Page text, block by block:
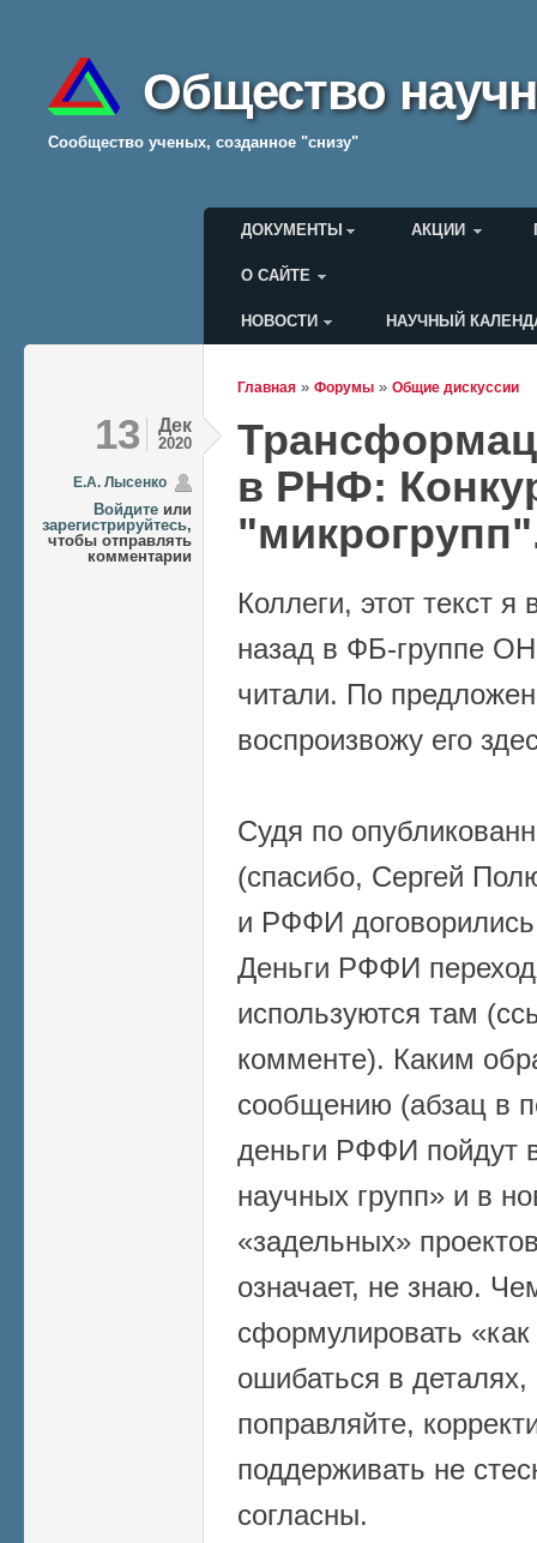
Общество
Cообщество ученых, созданное "снизу"
Главное меню
ДОКУМЕНТЫ АКЦИИ
О САЙТЕ
Меню пользователя
НОВОСТИ НАУЧНЫЙ
Вы здесь
Главная » Форумы » Общие дискуссии
13 Дек
2020
Е.А. Лысенко
Войдите или
зарегистрируйтесь,
чтобы отправлять
комментарии
в РНФ:
Коллеги, этот текст
назад в ФБ-группе
читали. По
воспроизвожу его
Судя по
(спасибо, Сергей
и РФФИ
Деньги РФФИ
используются там
комменте). Каким
сообщению (абзац в
деньги РФФИ пойдут
научных групп» и в
«задельных»
означает, не знаю.
сформулировать
ошибаться в деталях,
поправляйте,
поддерживать не
согласны.